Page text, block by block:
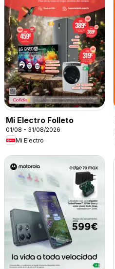
Mi Electro Folleto
01/08 - 31/08/2026
Mi Electro